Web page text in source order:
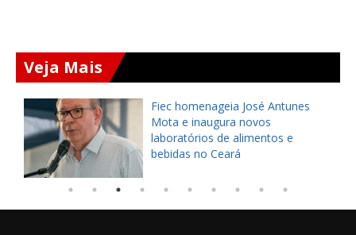
Veja Mais
Fiec homenageia José Antunes
Mota e inaugura novos
laboratórios de alimentos e
bebidas no Ceará